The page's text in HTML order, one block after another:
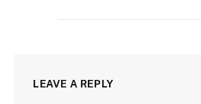
LEAVE A REPLY